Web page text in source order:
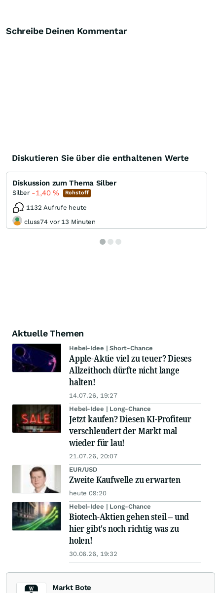
Schreibe Deinen Kommentar
Diskutieren Sie über die enthaltenen Werte
Diskussion zum Thema Silber
Silber -1,40% Rohstoff
1132 Aufrufe heute
cluss74 vor 13 Minuten
Aktuelle Themen
Hebel-Idee | Short-Chance
Apple-Aktie viel zu teuer? Dieses
Allzeithoch dürfte nicht lange
halten!
14.07.26, 19:27
Hebel-Idee | Long-Chance
Jetzt kaufen? Diesen KI-Profiteur
verschleudert der Markt mal
wieder für lau!
21.07.26, 20:07
EUR/USD
Zweite Kaufwelle zu erwarten
heute 09:20
Hebel-Idee | Long-Chance
Biotech-Aktien gehen steil – und
hier gibt's noch richtig was zu
holen!
30.06.26, 19:32
Markt Bote